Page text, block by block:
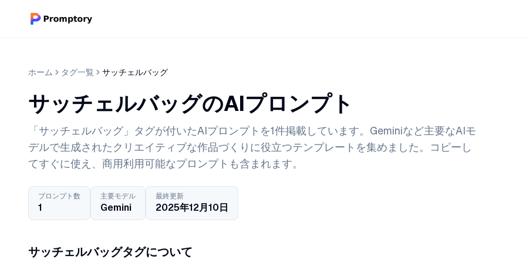
ホーム タグ一覧 サッチェルバッグ
サッチェルバッグのAIプロンプト
「サッチェルバッグ」タグが付いたAIプロンプトを1件掲載しています。Geminiなど主要なAIモ
デルで生成されたクリエイティブな作品づくりに役立つテンプレートを集めました。コピーし
てすぐに使え、商用利用可能なプロンプトも含まれます。
プロンプト数
1
主要モデル
Gemini
最終更新
2025年12月10日
サッチェルバッグタグについて